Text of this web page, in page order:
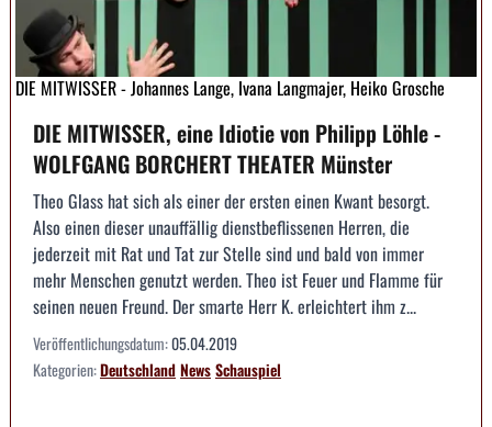
DIE MITWISSER - Johannes Lange, Ivana Langmajer, Heiko Grosche
DIE MITWISSER, eine Idiotie von Philipp Löhle -
WOLFGANG BORCHERT THEATER Münster
Theo Glass hat sich als einer der ersten einen Kwant besorgt.
Also einen dieser unauffällig dienstbeflissenen Herren, die
jederzeit mit Rat und Tat zur Stelle sind und bald von immer
mehr Menschen genutzt werden. Theo ist Feuer und Flamme für
seinen neuen Freund. Der smarte Herr K. erleichtert ihm z...
Veröffentlichungsdatum:05.04.2019
Kategorien:DeutschlandNewsSchauspiel